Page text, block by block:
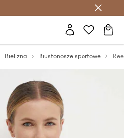
z Answear Club >
Bielizna Biustonosze sportowe